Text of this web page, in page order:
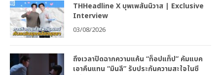
THHeadline X บุพเพสันนิวาส | Exclusive
Interview
03/08/2026
ถึงเวลาปิดฉากความแค้น “ท็อปแท็ป” คัมแบค
เอาคืนแทน “มินลี” รับประกันความสะใจในซี